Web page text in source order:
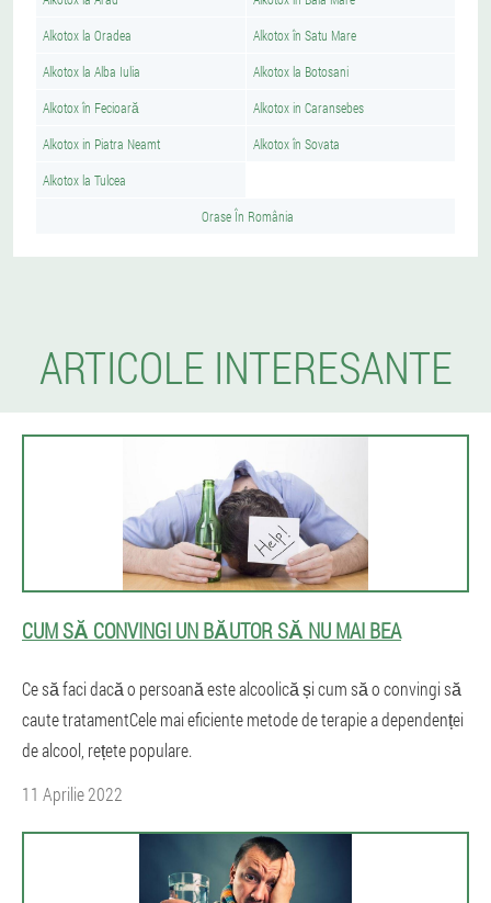
Alkotox la Oradea Alkotox în Satu Mare
Alkotox la Alba Iulia Alkotox la Botosani
Alkotox în Fecioară Alkotox in Caransebes
Alkotox in Piatra Neamt Alkotox în Sovata
Alkotox la Tulcea
Orase În România
ARTICOLE INTERESANTE
CUM SĂ CONVINGI UN BĂUTOR SĂ NU MAI BEA
Ce să faci dacă o persoană este alcoolică și cum să o convingi să
caute tratamentCele mai eficiente metode de terapie a dependenței
de alcool, rețete populare.
11 Aprilie 2022